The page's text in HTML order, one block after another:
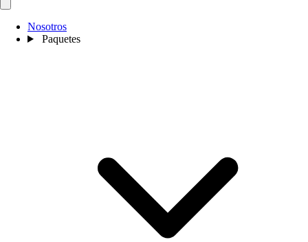
Nosotros
Paquetes